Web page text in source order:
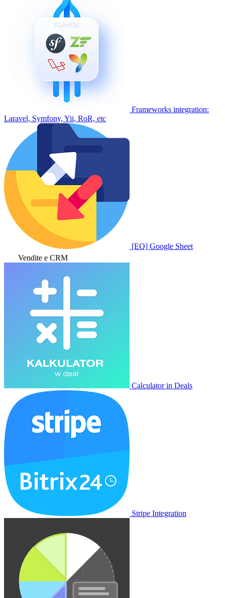
Frameworks integration:
Laravel, Symfony, Yii, RoR, etc
[EQ] Google Sheet
Vendite e CRM
Calculator in Deals
Stripe Integration